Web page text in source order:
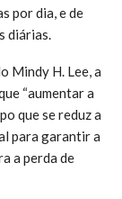
por dia, e de
diárias.
Mindy H. Lee, a
“aumentar a
que se reduz a
para garantir a
a perda de